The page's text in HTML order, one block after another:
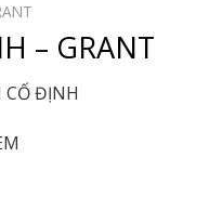
– GRANT
CỐ ĐỊNH